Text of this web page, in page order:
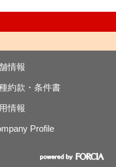
情報
約款・条件書
情報
Profile